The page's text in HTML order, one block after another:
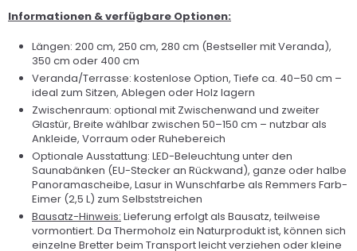
Informationen & verfügbare Optionen:
Längen: 200 cm, 250 cm, 280 cm (Bestseller mit Veranda),
350 cm oder 400 cm
Veranda/Terrasse: kostenlose Option, Tiefe ca. 40–50 cm –
ideal zum Sitzen, Ablegen oder Holz lagern
Zwischenraum: optional mit Zwischenwand und zweiter
Glastür, Breite wählbar zwischen 50–150 cm – nutzbar als
Ankleide, Vorraum oder Ruhebereich
Optionale Ausstattung: LED-Beleuchtung unter den
Saunabänken (EU-Stecker an Rückwand), ganze oder halbe
Panoramascheibe, Lasur in Wunschfarbe als Remmers Farb-
Eimer (2,5 L) zum Selbststreichen
Bausatz-Hinweis: Lieferung erfolgt als Bausatz, teilweise
vormontiert. Da Thermoholz ein Naturprodukt ist, können sich
einzelne Bretter beim Transport leicht verziehen oder kleine